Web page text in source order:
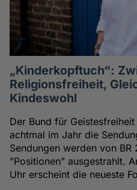
„Kinderkopftuch“:
Religionsfreiheit,
Kindeswohl
Der Bund für
achtmal im Jahr die
Sendungen werden von
"Positionen" ausgestrahlt.
Uhr erscheint die neueste